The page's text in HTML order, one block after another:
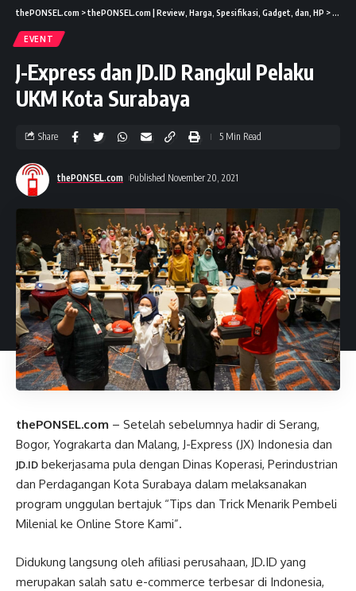
thePONSEL.com >thePONSEL.com | Review, Harga, Spesifikasi, Gadget, dan, HP > Event
EVENT
J-Express dan JD.ID Rangkul Pelaku
UKM Kota Surabaya
thePONSEL.com Published November 20, 2021
Share 5 Min Read
thePONSEL.com – Setelah sebelumnya hadir di Serang,
Bogor, Yograkarta dan Malang, J-Express (JX) Indonesia dan
JD.ID bekerjasama pula dengan Dinas Koperasi, Perindustrian
dan Perdagangan Kota Surabaya dalam melaksanakan
program unggulan bertajuk “Tips dan Trick Menarik Pembeli
Milenial ke Online Store Kami”.
Didukung langsung oleh afiliasi perusahaan, JD.ID yang
merupakan salah satu e-commerce terbesar di Indonesia,